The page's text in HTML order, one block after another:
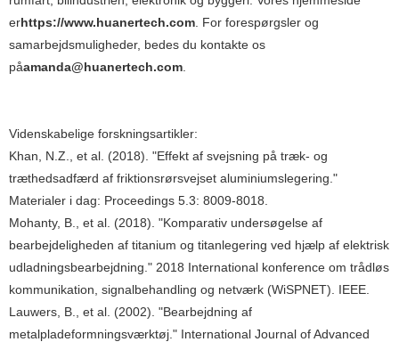
erhttps://www.huanertech.com . For forespørgsler og
samarbejdsmuligheder, bedes du kontakte os
påamanda@huanertech.com
Videnskabelige forskningsartikler:
Khan, N.Z., et al. (2018). "Effekt af svejsning på træk- og
træthedsadfærd af friktionsrørsvejset aluminiumslegering."
Materialer i dag: Proceedings 5.3: 8009-8018.
Mohanty, B., et al. (2018). "Komparativ undersøgelse af
bearbejdeligheden af ​​titanium og titanlegering ved hjælp af elektrisk
udladningsbearbejdning." 2018 International konference om trådløs
kommunikation, signalbehandling og netværk (WiSPNET). IEEE.
Lauwers, B., et al. (2002). "Bearbejdning af
metalpladeformningsværktøj." International Journal of Advanced